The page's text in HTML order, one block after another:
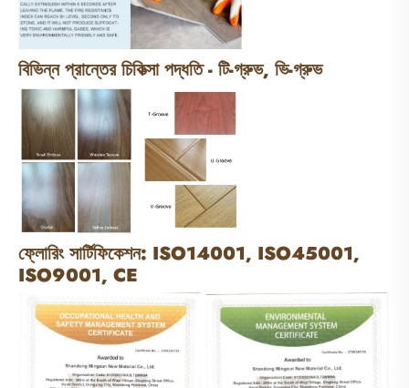
বিভিন্ন প্রান্তের চিকিত্সা পদ্ধতি - টি-গ্রুভ, ভি-গ্রুভ
ফ্লোরিং সার্টিফিকেশন: ISO14001, ISO45001,
ISO9001, CE